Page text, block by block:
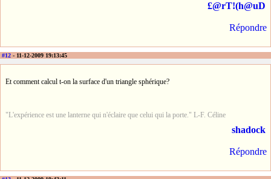
£@rT!(h@uD
Répondre
#12 - 11-12-2009 19:13:45
Et comment calcul t-on la surface d'un triangle sphérique?
"L'expérience est une lanterne qui n'éclaire que celui qui la porte." L-F. Céline
shadock
Répondre